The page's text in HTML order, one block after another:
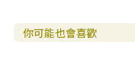
◎隱含聽眾：嚴格說來，古
人，但箴言是極為普遍的一
你可能也會喜歡